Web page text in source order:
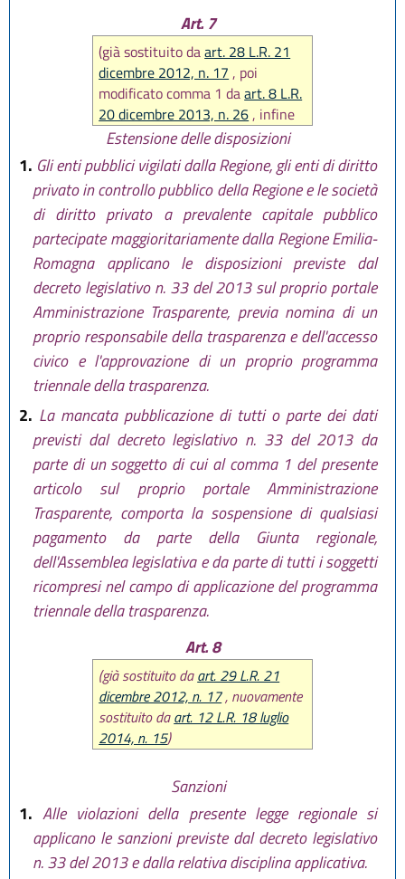
Art. 7
(già sostituito daart. 28 L.R. 21
dicembre 2012, n. 17 , poi
modificato comma 1 daart. 8 L.R.
20 dicembre 2013, n. 26, infine
nuovamente sostituito daart. 12
L.R. 18 luglio 2014, n. 15
Estensione delle disposizioni
1. Gli enti pubblici vigilati dalla Regione, gli enti di diritto
privato in controllo pubblico della Regione e le società
di diritto privato a prevalente capitale pubblico
partecipate maggioritariamente dalla Regione Emilia-
Romagna applicano le disposizioni previste dal
decreto legislativo n. 33 del 2013 sul proprio portale
Amministrazione Trasparente, previa nomina di un
proprio responsabile della trasparenza e dell'accesso
civico e l'approvazione di un proprio programma
triennale della trasparenza.
2. La mancata pubblicazione di tutti o parte dei dati
previsti dal decreto legislativo n. 33 del 2013 da
parte di un soggetto di cui al comma 1 del presente
articolo sul proprio portale Amministrazione
Trasparente, comporta la sospensione di qualsiasi
pagamento da parte della Giunta regionale,
dell'Assemblea legislativa e da parte di tutti i soggetti
ricompresi nel campo di applicazione del programma
triennale della trasparenza.
Art. 8
(già sostituito daart. 29 L.R. 21
dicembre 2012, n. 17, nuovamente
sostituito daart. 12 L.R. 18 luglio
2014, n. 15)
Sanzioni
1. Alle violazioni della presente legge regionale si
applicano le sanzioni previste dal decreto legislativo
n. 33 del 2013 e dalla relativa disciplina applicativa.